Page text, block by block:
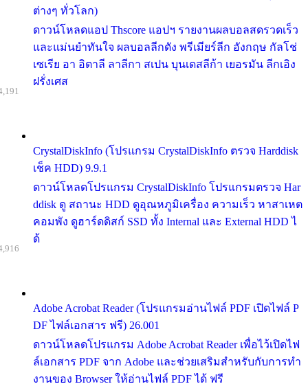
ต่างๆ ทั่วโลก)
ดาวน์โหลดแอป Thscore แอปฯ รายงานผลบอลสดรวดเร็ว
และแม่นยำทันใจ ผลบอลลีกดัง พรีเมียร์ลีก อังกฤษ กัลโช่
เซเรีย อา อิตาลี ลาลีกา สเปน บุนเดสลีก้า เยอรมัน ลีกเอิง
ฝรั่งเศส
CrystalDiskInfo (โปรแกรม CrystalDiskInfo ตรวจ Harddisk
เช็ค HDD) 9.9.1
ดาวน์โหลดโปรแกรม CrystalDiskInfo โปรแกรมตรวจ Har
ddisk ดู สถานะ HDD ดูอุณหภูมิเครื่อง ความเร็ว หาสาเหต
คอมพัง ดูฮาร์ดดิสก์ SSD ทั้ง Internal และ External HDD ไ
ด้
Adobe Acrobat Reader (โปรแกรมอ่านไฟล์ PDF เปิดไฟล์ P
DF ไฟล์เอกสาร ฟรี) 26.001
ดาวน์โหลดโปรแกรม Adobe Acrobat Reader เพื่อไว้เปิดไฟ
ล์เอกสาร PDF จาก Adobe และช่วยเสริมสำหรับกับการทำ
งานของ Browser ให้อ่านไฟล์ PDF ได้ ฟรี